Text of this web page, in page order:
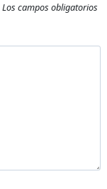
Los campos obligatorios